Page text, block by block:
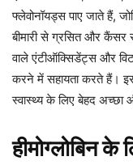
फ्लेवोनॉयड्स पाए जाते हैं,
बीमारी से ग्रसित और
वाले एंटीऑक्सिडेंट्स और
करने में सहायता करते हैं।
स्वास्थ्य के लिए बेहद अच्छा
हीमोग्लोबिन के